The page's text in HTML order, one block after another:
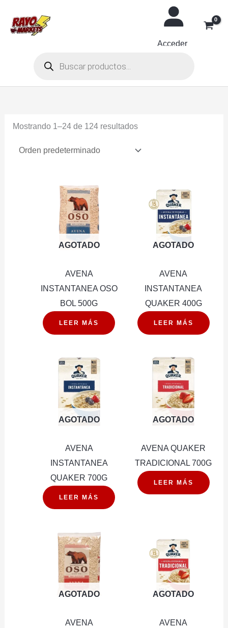
contenido
Acceder
productos
Mostrando 1–24 de 124 resultados
AGOTADO
AVENA
INSTANTANEA OSO
BOL 500G
LEER MÁS
AGOTADO
AVENA
INSTANTANEA
QUAKER 400G
LEER MÁS
AGOTADO
AVENA
INSTANTANEA
QUAKER 700G
LEER MÁS
AGOTADO
AVENA QUAKER
TRADICIONAL 700G
LEER MÁS
AGOTADO
AVENA
AGOTADO
AVENA